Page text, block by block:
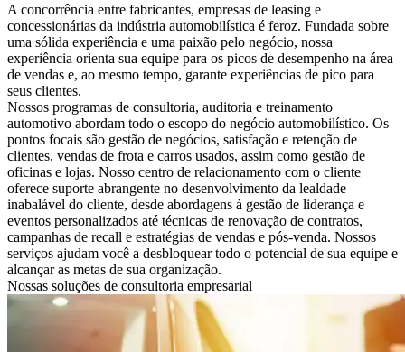
A concorrência entre fabricantes, empresas de leasing e
concessionárias da indústria automobilística é feroz. Fundada sobre
uma sólida experiência e uma paixão pelo negócio, nossa
experiência orienta sua equipe para os picos de desempenho na área
de vendas e, ao mesmo tempo, garante experiências de pico para
seus clientes.
Nossos programas de consultoria, auditoria e treinamento
automotivo abordam todo o escopo do negócio automobilístico. Os
pontos focais são gestão de negócios, satisfação e retenção de
clientes, vendas de frota e carros usados, assim como gestão de
oficinas e lojas. Nosso centro de relacionamento com o cliente
oferece suporte abrangente no desenvolvimento da lealdade
inabalável do cliente, desde abordagens à gestão de liderança e
eventos personalizados até técnicas de renovação de contratos,
campanhas de recall e estratégias de vendas e pós-venda. Nossos
serviços ajudam você a desbloquear todo o potencial de sua equipe e
alcançar as metas de sua organização.
Nossas soluções de consultoria empresarial